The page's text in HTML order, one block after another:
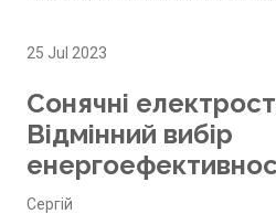
25 Jul 2023
Сонячні
Відмінний вибір
Сергій